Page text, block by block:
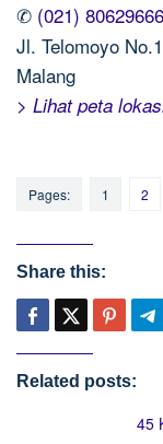
✆ (021) 80629666
Jl. Telomoyo
Malang
> Lihat peta
Pages: 1 2
Share this:
Related posts:
45